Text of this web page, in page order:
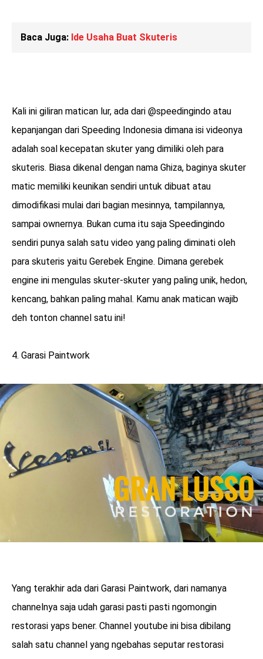
Baca Juga: Ide Usaha Buat Skuteris
Kali ini giliran matican lur, ada dari @speedingindo atau
kepanjangan dari Speeding Indonesia dimana isi videonya
adalah soal kecepatan skuter yang dimiliki oleh para
skuteris. Biasa dikenal dengan nama Ghiza, baginya skuter
matic memiliki keunikan sendiri untuk dibuat atau
dimodifikasi mulai dari bagian mesinnya, tampilannya,
sampai ownernya. Bukan cuma itu saja Speedingindo
sendiri punya salah satu video yang paling diminati oleh
para skuteris yaitu Gerebek Engine. Dimana gerebek
engine ini mengulas skuter-skuter yang paling unik, hedon,
kencang, bahkan paling mahal. Kamu anak matican wajib
deh tonton channel satu ini!
4. Garasi Paintwork
Yang terakhir ada dari Garasi Paintwork, dari namanya
channelnya saja udah garasi pasti pasti ngomongin
restorasi yaps bener. Channel youtube ini bisa dibilang
salah satu channel yang ngebahas seputar restorasi